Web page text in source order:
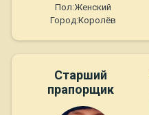
Пол:Женский
Город:Королёв
Старший
прапорщик